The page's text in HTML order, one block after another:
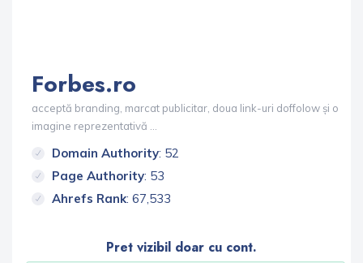
Forbes.ro
acceptă branding, marcat publicitar, doua link-uri doffolow și o
imagine reprezentativă ...
Domain Authority: 52
Page Authority: 53
Ahrefs Rank: 67,533
Pret vizibil doar cu cont.